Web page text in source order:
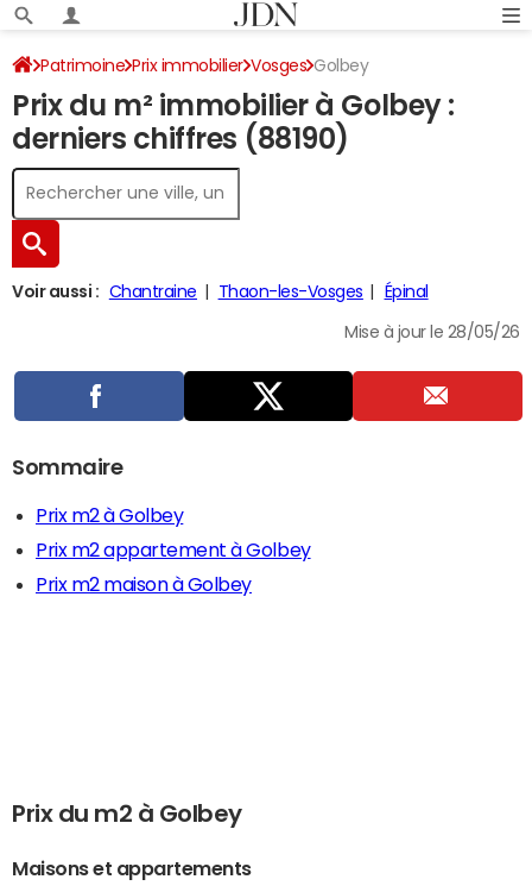
Patrimoine Prix immobilier Vosges Golbey
Prix du m² immobilier à Golbey :
derniers chiffres (88190)
Voir aussi : Chantraine Thaon-les-Vosges Épinal
Mise à jour le 28/05/26
Sommaire
Prix m2 à Golbey
Prix m2 appartement à Golbey
Prix m2 maison à Golbey
Prix du m2 à Golbey
Maisons et appartements